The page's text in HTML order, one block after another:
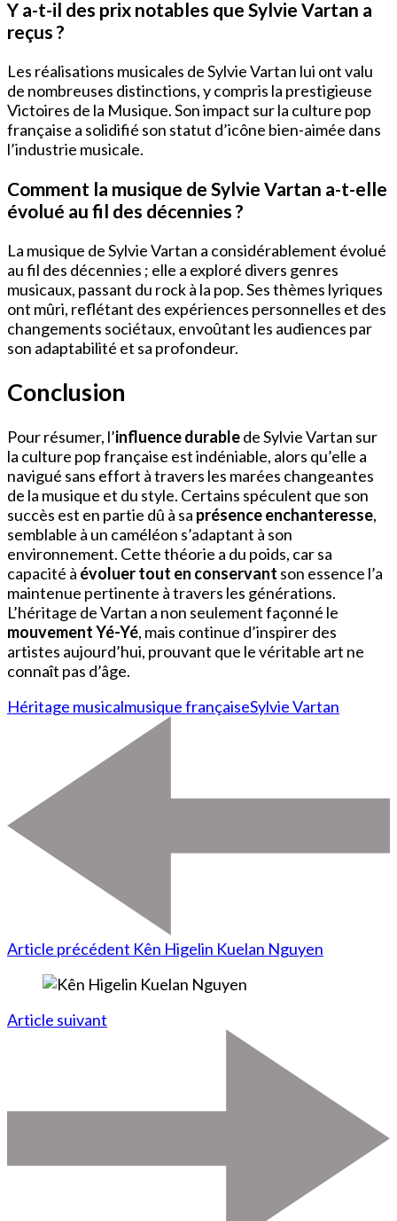
Y a-t-il des prix notables que Sylvie Vartan a
reçus ?
Les réalisations musicales de Sylvie Vartan lui ont valu
de nombreuses distinctions, y compris la prestigieuse
Victoires de la Musique. Son impact sur la culture pop
française a solidifié son statut d’icône bien-aimée dans
l’industrie musicale.
Comment la musique de Sylvie Vartan a-t-elle
évolué au fil des décennies ?
La musique de Sylvie Vartan a considérablement évolué
au fil des décennies ; elle a exploré divers genres
musicaux, passant du rock à la pop. Ses thèmes lyriques
ont mûri, reflétant des expériences personnelles et des
changements sociétaux, envoûtant les audiences par
son adaptabilité et sa profondeur.
Conclusion
Pour résumer, l’influence durablede Sylvie Vartan sur
la culture pop française est indéniable, alors qu’elle a
navigué sans effort à travers les marées changeantes
de la musique et du style. Certains spéculent que son
succès est en partie dû à sa présence enchanteresse,
semblable à un caméléon s’adaptant à son
environnement. Cette théorie a du poids, car sa
capacité à évoluer tout en conservant son essence l’a
maintenue pertinente à travers les générations.
L’héritage de Vartan a non seulement façonné le
mouvement Yé-Yé, mais continue d’inspirer des
artistes aujourd’hui, prouvant que le véritable art ne
connaît pas d’âge.
Héritage musicalmusique françaiseSylvie Vartan
Article précédent Kên Higelin Kuelan Nguyen
Article suivant